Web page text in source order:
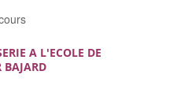
A L'ECOLE DE
BAJARD